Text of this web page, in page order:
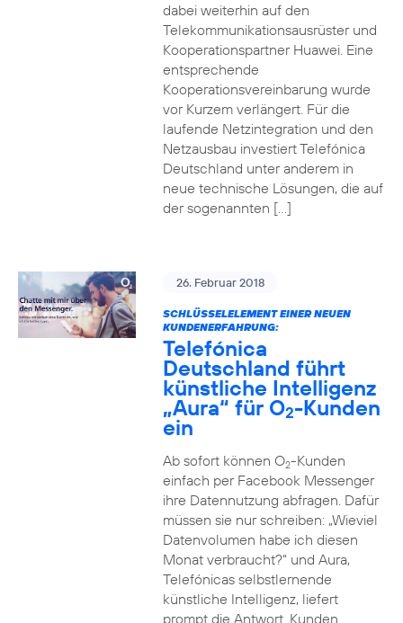
dabei weiterhin auf den
Telekommunikationsausrüster und
Kooperationspartner Huawei. Eine
entsprechende
Kooperationsvereinbarung wurde
vor Kurzem verlängert. Für die
laufende Netzintegration und den
Netzausbau investiert Telefónica
Deutschland unter anderem in
neue technische Lösungen, die auf
der sogenannten […]
26. Februar 2018
SCHLÜSSELELEMENT EINER NEUEN
KUNDENERFAHRUNG:
Telefónica
Deutschland führt
künstliche Intelligenz
„Aura“ für O2-Kunden
ein
Ab sofort können O2-Kunden
einfach per Facebook Messenger
ihre Datennutzung abfragen. Dafür
müssen sie nur schreiben: „Wieviel
Datenvolumen habe ich diesen
Monat verbraucht?“ und Aura,
Telefónicas selbstlernende
künstliche Intelligenz, liefert
prompt die Antwort. Kunden